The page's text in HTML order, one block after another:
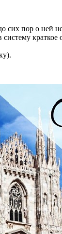
Підписуючись
пор о ней